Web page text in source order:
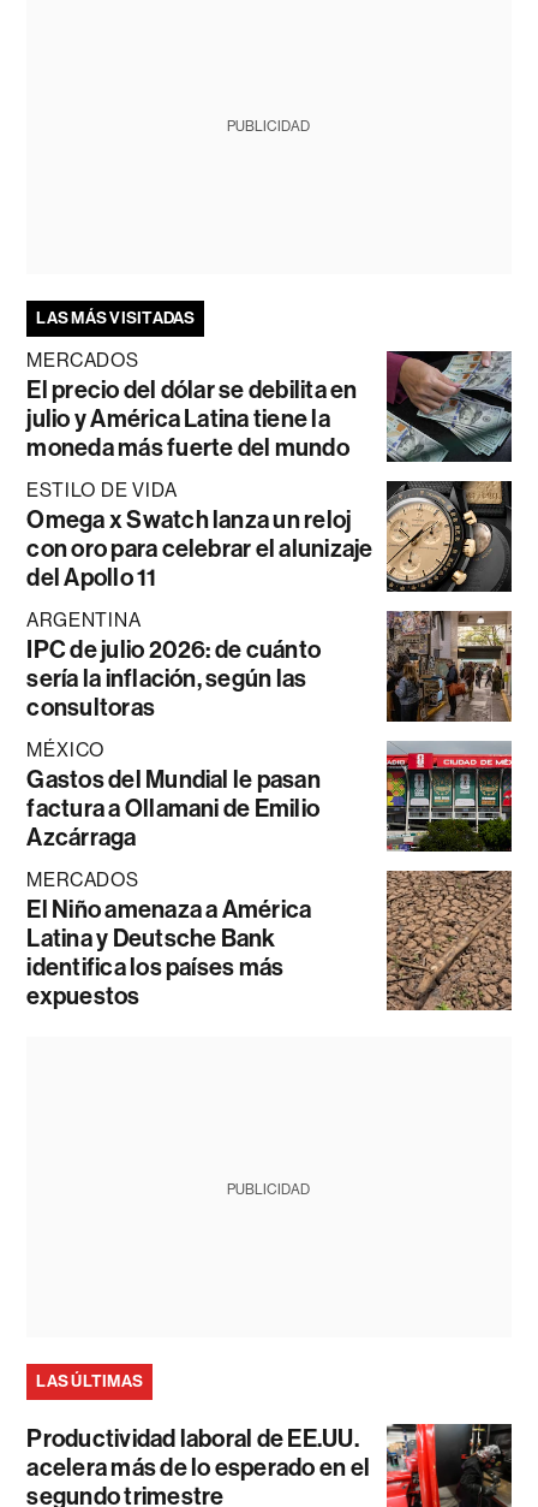
PUBLICIDAD
LAS MÁS VISITADAS
MERCADOS
El precio del dólar se debilita en
julio y América Latina tiene la
moneda más fuerte del mundo
ESTILO DE VIDA
Omega x Swatch lanza un reloj
con oro para celebrar el alunizaje
del Apollo 11
ARGENTINA
IPC de julio 2026: de cuánto
sería la inflación, según las
consultoras
MÉXICO
Gastos del Mundial le pasan
factura a Ollamani de Emilio
Azcárraga
MERCADOS
El Niño amenaza a América
Latina y Deutsche Bank
identifica los países más
expuestos
PUBLICIDAD
LAS ÚLTIMAS
Productividad laboral de EE.UU.
acelera más de lo esperado en el
segundo trimestre